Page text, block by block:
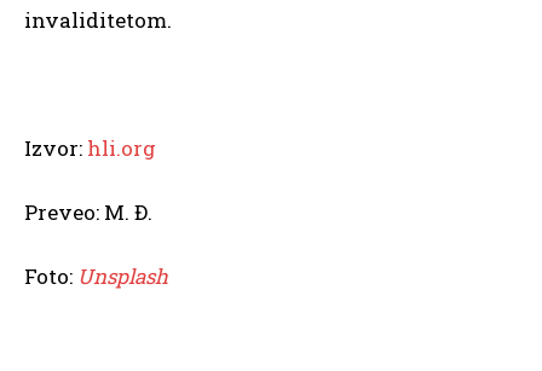
invaliditetom.
Izvor: hli.org
Preveo: M. Đ.
Foto: Unsplash